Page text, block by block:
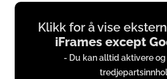
Display
contentKlikk for å vise
iFrames except
- Du kan alltid aktivere